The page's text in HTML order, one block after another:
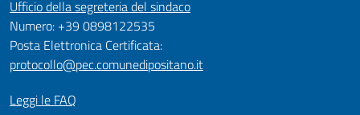
Ufficio della segreteria del sindaco
Numero: +39 0898122535
Posta Elettronica Certificata:
protocollo@pec.comunedipositano.it
Leggi le FAQ